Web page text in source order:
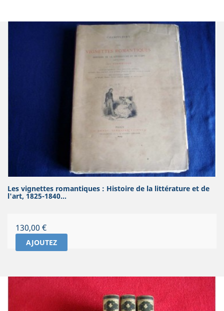
Les vignettes romantiques : Histoire de la littérature et de
l'art, 1825-1840...
Prix
130,00 €
AJOUTEZ